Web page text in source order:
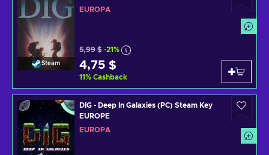
Steam
EUROPA
5,99 $ -21%
4,75 $
11% Cashback
DIG - Deep In Galaxies (PC) Steam Key
EUROPE
EUROPA